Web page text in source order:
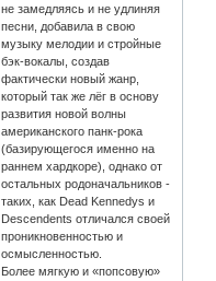
не замедляясь и не удлиняя
песни, добавила в свою
музыку мелодии и стройные
бэк-вокалы, создав
фактически новый жанр,
который так же лёг в основу
развития новой волны
американского панк-рока
(базирующегося именно на
раннем хардкоре), однако от
остальных родоначальников -
таких, как Dead Kennedys и
Descendents отличался своей
проникновенностью и
осмысленностью.
Более мягкую и «попсовую»